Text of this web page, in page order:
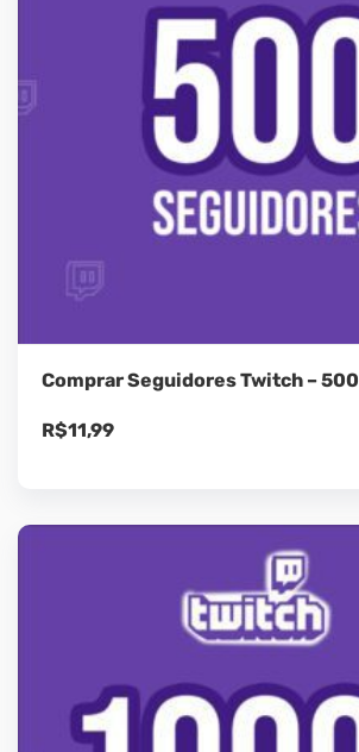
Comprar Seguidores Twitch – 500
R$11,99